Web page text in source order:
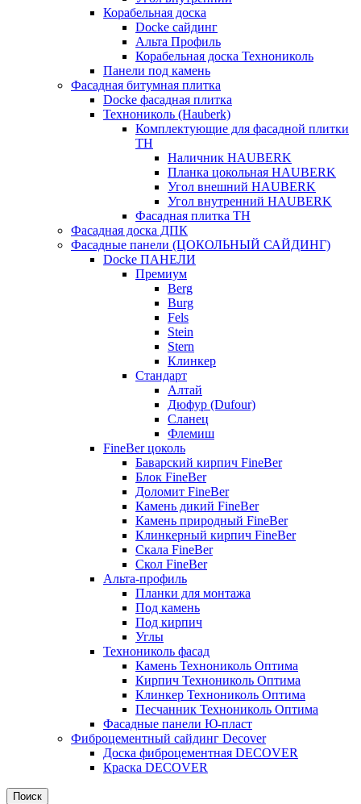
Корабельная доска
Docke сайдинг
Альта Профиль
Корабельная доска Технониколь
Панели под камень
Фасадная битумная плитка
Docke фасадная плитка
Технониколь (Hauberk)
Комплектующие для фасадной плитки
ТН
Наличник HAUBERK
Планка цокольная HAUBERK
Угол внешний HAUBERK
Угол внутренний HAUBERK
Фасадная плитка ТН
Фасадная доска ДПК
Фасадные панели (ЦОКОЛЬНЫЙ САЙДИНГ)
Docke ПАНЕЛИ
Премиум
Berg
Burg
Fels
Stein
Stern
Клинкер
Стандарт
Алтай
Дюфур (Dufour)
Сланец
Флемиш
FineBer цоколь
Баварский кирпич FineBer
Блок FineBer
Доломит FineBer
Камень дикий FineBer
Камень природный FineBer
Клинкерный кирпич FineBer
Скала FineBer
Скол FineBer
Альта-профиль
Планки для монтажа
Под камень
Под кирпич
Углы
Технониколь фасад
Камень Технониколь Оптима
Кирпич Технониколь Оптима
Клинкер Технониколь Оптима
Песчанник Технониколь Оптима
Фасадные панели Ю-пласт
Фиброцементный сайдинг Decover
Доска фиброцементная DECOVER
Краска DECOVER
Поиск